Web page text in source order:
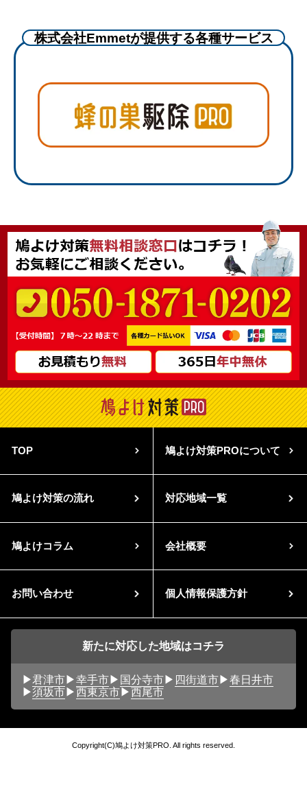
株式会社Emmetが提供する各種サービス
TOP 鳩よけ対策PROについて
鳩よけ対策の流れ 対応地域一覧
鳩よけコラム 会社概要
お問い合わせ 個人情報保護方針
新たに対応した地域はコチラ
君津市 幸手市 国分寺市 四街道市
春日井市
須坂市
西東京市 西尾市
Copyright(C)鳩よけ対策PRO. All rights reserved.